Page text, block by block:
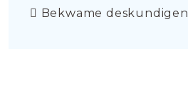
Bekwame deskundigen